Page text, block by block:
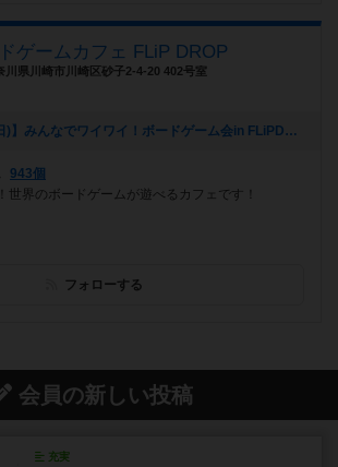
ゲームカフェ FLiP DROP
川県川崎市川崎区砂子2-4-20 402号室
[NEW] 【 6月24日(日)】みんなでワイワイ！ボードゲーム会in FLiPDROP 【 人狼とかやりたいの！！】（2018年06月06日 15時02分）
943個
世界のボードゲームが遊べるカフェです！
フォローする
会員の新しい投稿
充実